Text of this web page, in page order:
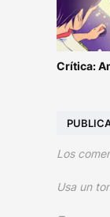
Crítica:
Los
Usa un